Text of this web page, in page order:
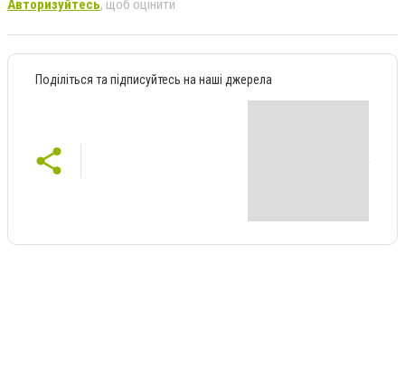
Авторизуйтесь, щоб оцінити
Поділіться та підписуйтесь на наші джерела